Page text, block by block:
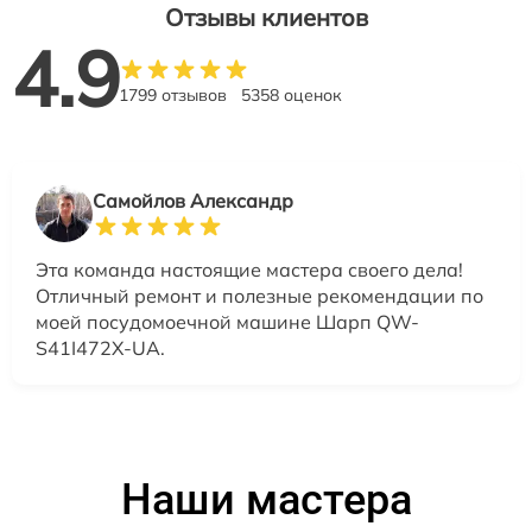
Отзывы клиентов
4.91799 отзывов 5358 оценок
Самойлов Александр
Эта команда настоящие мастера своего дела!
Отличный ремонт и полезные рекомендации по
моей посудомоечной машине Шарп QW-
S41I472X-UA.
Наши мастера